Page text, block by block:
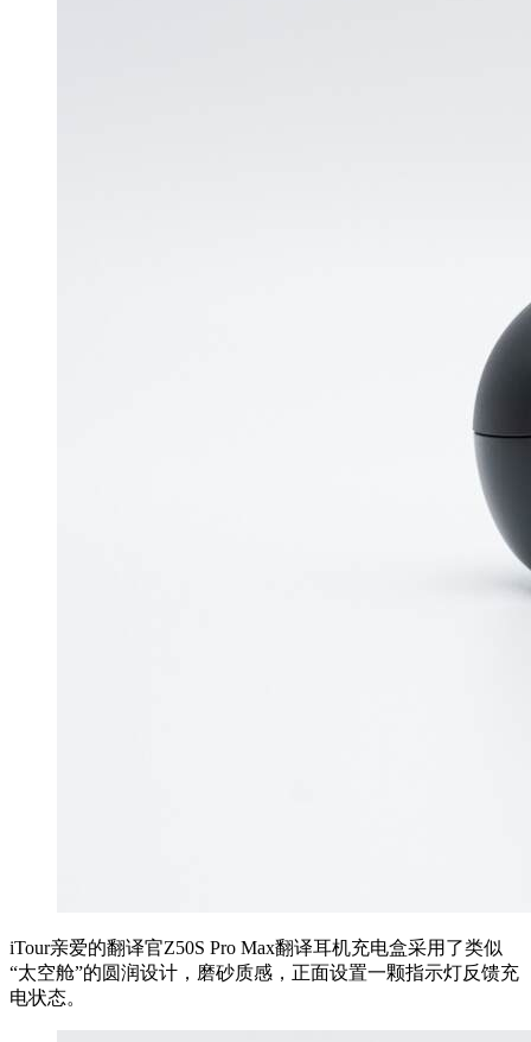
iTour亲爱的翻译官Z50S Pro Max翻译耳机充电盒采用了类似
“太空舱”的圆润设计，磨砂质感，正面设置一颗指示灯反馈充
电状态。